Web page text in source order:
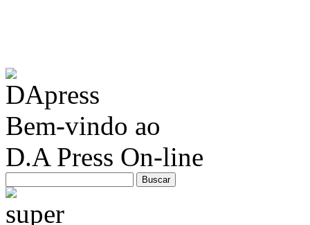
Bem-vindo ao
D.A Press On-line